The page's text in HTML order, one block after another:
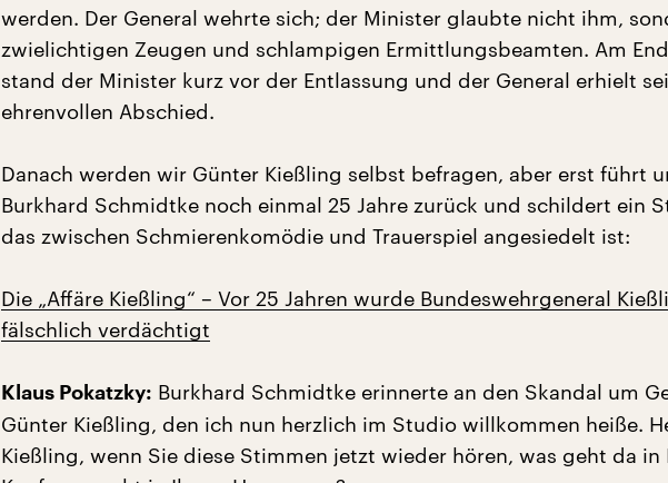
werden. Der General wehrte sich; der Minister glaubte nicht ihm,
zwielichtigen Zeugen und schlampigen Ermittlungsbeamten. Am
stand der Minister kurz vor der Entlassung und der General erhielt
ehrenvollen Abschied.
Danach werden wir Günter Kießling selbst befragen, aber erst führt
Burkhard Schmidtke noch einmal 25 Jahre zurück und schildert ein
das zwischen Schmierenkomödie und Trauerspiel angesiedelt ist:
Die „Affäre Kießling“ – Vor 25 Jahren wurde Bundeswehrgeneral
fälschlich verdächtigt
Klaus Pokatzky: Burkhard Schmidtke erinnerte an den Skandal um
Günter Kießling, den ich nun herzlich im Studio willkommen heiße.
Kießling, wenn Sie diese Stimmen jetzt wieder hören, was geht da in